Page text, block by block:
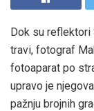
Dok su
travi, fotograf
fotoaparat po
upravo je
pažnju brojnih